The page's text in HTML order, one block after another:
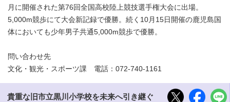
月に開催された第76回全国高校陸上競技選手権大会に出場。
5,000m競歩にて大会新記録で優勝。続く10月15日開催の鹿児島国
体においても少年男子共通5,000m競歩で優勝。
問い合わせ先
文化・観光・スポーツ課 電話：072-740-1161
貴重な旧市立黒川小学校を未来へ引き継ぐ